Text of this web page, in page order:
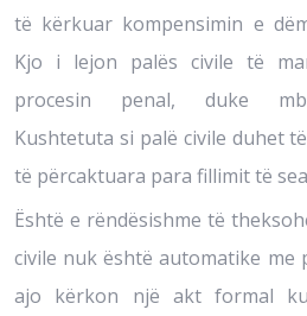
të kërkuar kompensimin e
Kjo i lejon palës civile të
procesin penal, duke
Kushtetuta si palë civile duhet
të përcaktuara para fillimit të
Është e rëndësishme të
civile nuk është automatike me
ajo kërkon një akt formal